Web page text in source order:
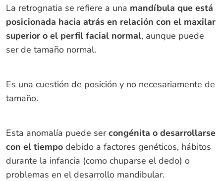
La retrognatia se refiere a una mandíbula que está
posicionada hacia atrás en relación con el maxilar
superior o el perfil facial normal, aunque puede
ser de tamaño normal.
Es una cuestión de posición y no necesariamente de
tamaño.
Esta anomalía puede sercongénita o desarrollarse
con el tiempodebido a factores genéticos, hábitos
durante la infancia (como chuparse el dedo) o
problemas en el desarrollo mandibular.